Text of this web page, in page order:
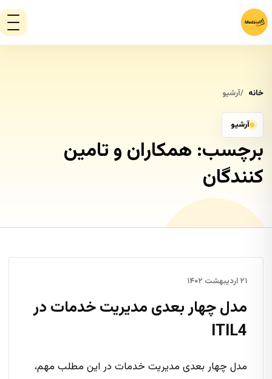
خانه آرشیو
آرشیو
برچسب: همکاران و تامین
کنندگان
۲۱ اردیبهشت ۱۴۰۲
مدل چهار بعدی مدیریت خدمات در
ITIL4
مدل چهار بعدی مدیریت خدمات در این مطلب مهم،